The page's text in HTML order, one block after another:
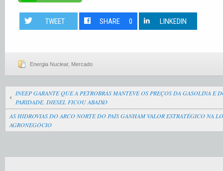
TWEET SHARE 0 LINKEDIN
Energia Nuclear, Mercado
INEEP GARANTE QUE A PETROBRÁS MANTEVE OS PREÇOS DA GASOLINA E
PARIDADE. DIESEL FICOU ABAIXO
AS HIDROVIAS DO ARCO NORTE DO PAÍS GANHAM VALOR ESTRATÉGICO NA
AGRONEGÓCIO